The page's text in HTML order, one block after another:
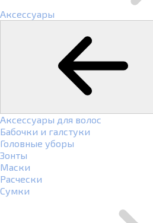
Аксессуары
Аксессуары для волос
Бабочки и галстуки
Головные уборы
Зонты
Маски
Расчески
Сумки